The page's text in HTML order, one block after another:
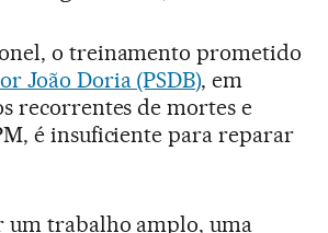
o treinamento prometido
João Doria (PSDB), em
recorrentes de mortes e
é insuficiente para reparar
um trabalho amplo, uma